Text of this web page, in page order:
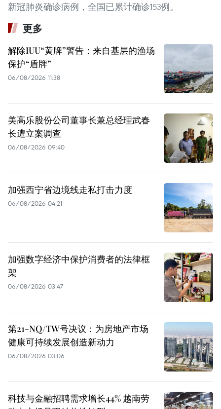
新冠肺炎确诊病例，全国已累计确诊153例。
更多
解除IUU“黄牌”警告：来自基层的渔场
保护“盾牌”
06/08/2026 11:38
美高乐股份公司董事长兼总经理武春
长遭立案调查
06/08/2026 09:40
加强西宁省边境线走私打击力度
06/08/2026 04:21
加强数字经济中保护消费者的法律框
架
06/08/2026 03:47
第21-NQ/TW号决议：为房地产市场
健康可持续发展创造新动力
06/08/2026 03:06
科技与金融招聘需求增长44% 越南劳